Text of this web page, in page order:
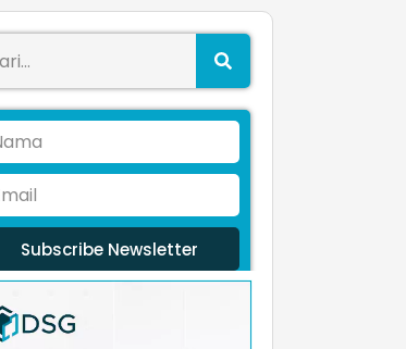
Subscribe Newsletter